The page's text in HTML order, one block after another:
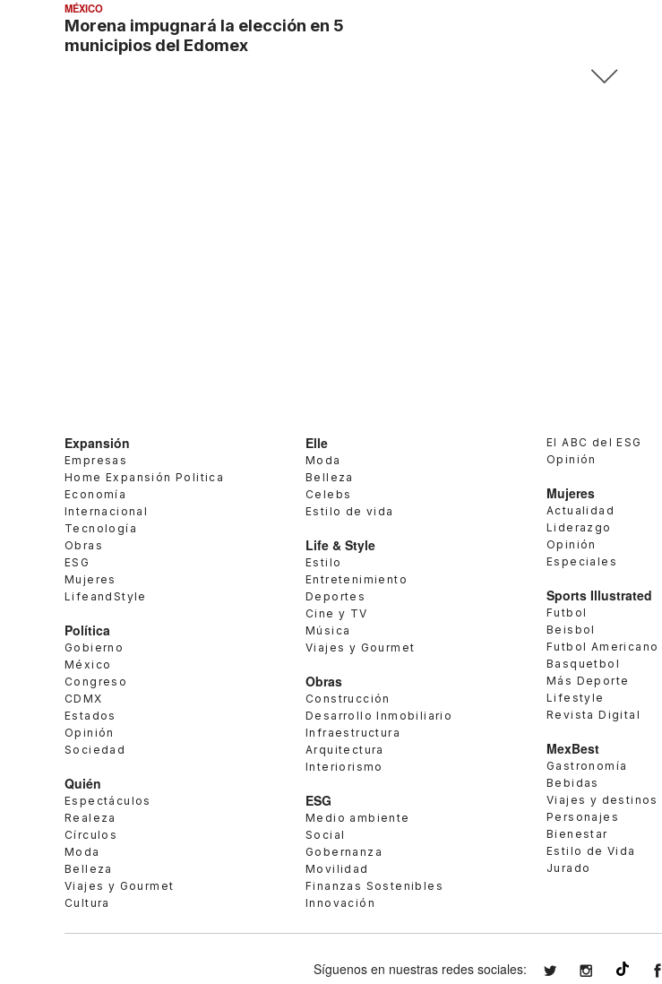
MÉXICO
Morena impugnará la elección en 5
municipios del Edomex
Expansión
Empresas
Home Expansión Politica
Economía
Internacional
Tecnología
Obras
ESG
Mujeres
LifeandStyle
Política
Gobierno
México
Congreso
CDMX
Estados
Opinión
Sociedad
Quién
Espectáculos
Realeza
Círculos
Moda
Belleza
Viajes y Gourmet
Cultura
Elle
Moda
Belleza
Celebs
Estilo de vida
Life & Style
Estilo
Entretenimiento
Deportes
Cine y TV
Música
Viajes y Gourmet
Obras
Construcción
Desarrollo Inmobiliario
Infraestructura
Arquitectura
Interiorismo
ESG
Medio ambiente
Social
Gobernanza
Movilidad
Finanzas Sostenibles
Innovación
El ABC del ESG
Opinión
Mujeres
Actualidad
Liderazgo
Opinión
Especiales
Sports Illustrated
Futbol
Beisbol
Futbol Americano
Basquetbol
Más Deporte
Lifestyle
Revista Digital
MexBest
Gastronomía
Bebidas
Viajes y destinos
Personajes
Bienestar
Estilo de Vida
Jurado
Síguenos en nuestras redes sociales: expansionmxexpansionmx